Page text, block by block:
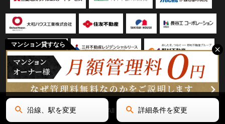
マンション貸すなら
Copyright(C) リミテッド名古屋 All Rights Reserved.
沿線、駅を変更 詳細条件を変更